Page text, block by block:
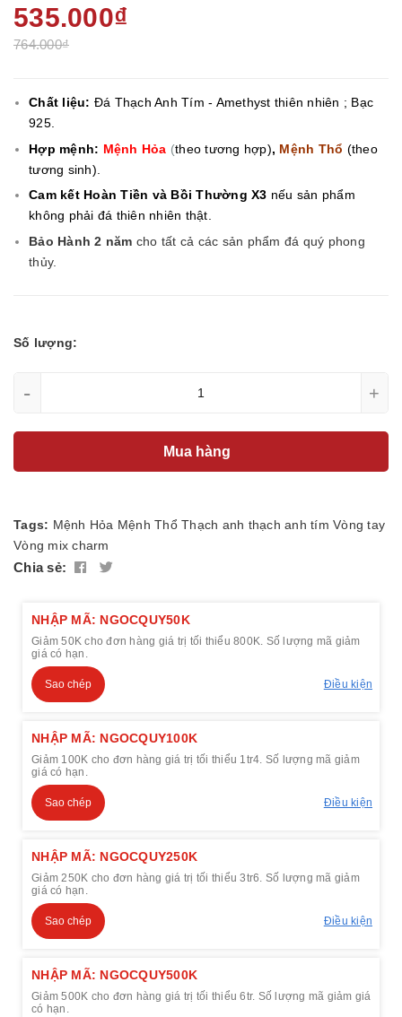
535.000₫
764.000₫
Chất liệu: Đá Thạch Anh Tím - Amethyst thiên nhiên ; Bạc
925.
Hợp mệnh: Mệnh Hỏa (theo tương hợp), Mệnh Thổ (theo
tương sinh).
Cam kết Hoàn Tiền và Bồi Thường X3 nếu sản phẩm
không phải đá thiên nhiên thật.
Bảo Hành 2 năm cho tất cả các sản phẩm đá quý phong
thủy.
Số lượng:
- +
Mua hàng
Tags: Mệnh Hỏa Mệnh Thổ Thạch anh thạch anh tím Vòng tay
Vòng mix charm
Chia sẻ:
NHẬP MÃ: NGOCQUY50K
Giảm 50K cho đơn hàng giá trị tối thiểu 800K. Số lượng mã giảm
giá có hạn.
Sao chép Điều kiện
NHẬP MÃ: NGOCQUY100K
Giảm 100K cho đơn hàng giá trị tối thiểu 1tr4. Số lượng mã giảm
giá có hạn.
Sao chép Điều kiện
NHẬP MÃ: NGOCQUY250K
Giảm 250K cho đơn hàng giá trị tối thiểu 3tr6. Số lượng mã giảm
giá có hạn.
Sao chép Điều kiện
NHẬP MÃ: NGOCQUY500K
Giảm 500K cho đơn hàng giá trị tối thiểu 6tr. Số lượng mã giảm giá
có hạn.